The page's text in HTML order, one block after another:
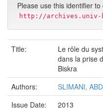
Please use this identifier
http://archives.univ-
Title:
Le rôle du
dans la prise
Biskra
Authors:
SLIMANI,
Issue Date:
2013